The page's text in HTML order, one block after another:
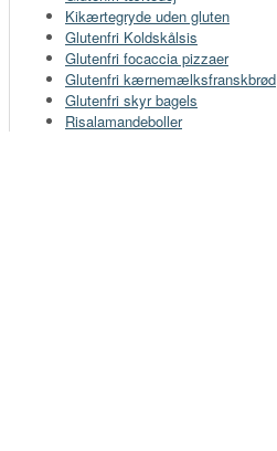
Kikærtegryde uden gluten
Glutenfri Koldskålsis
Glutenfri focaccia pizzaer
Glutenfri kærnemælksfranskbrød
Glutenfri skyr bagels
Risalamandeboller